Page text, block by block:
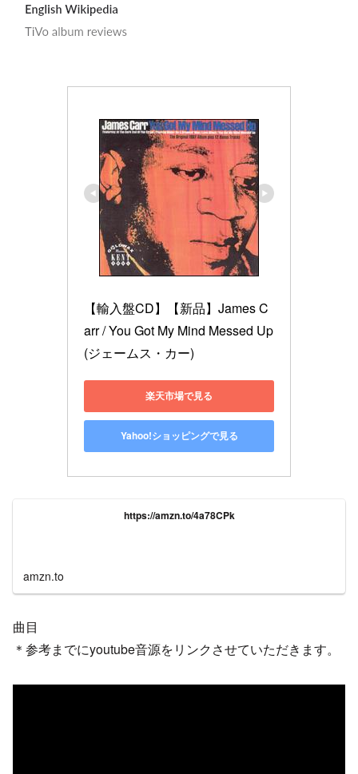
【輸入盤CD】【新品】James C
arr / You Got My Mind Messed Up
(ジェームス・カー)
楽天市場で見る
Yahoo!ショッピングで見る
https://amzn.to/4a78CPk
amzn.to
曲目
＊参考までにyoutube音源をリンクさせていただきます。